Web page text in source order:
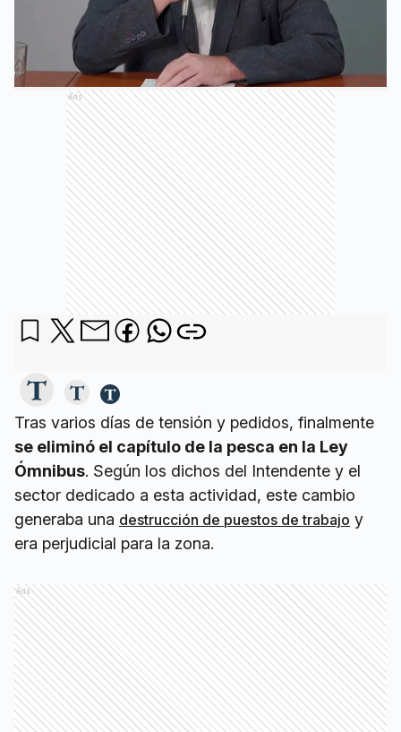
Ads
Tras varios días de tensión y pedidos, finalmente
se eliminó el capítulo de la pesca en la Ley
Ómnibus. Según los dichos del Intendente y el
sector dedicado a esta actividad, este cambio
generaba una destrucción de puestos de trabajo y
era perjudicial para la zona.
Ads